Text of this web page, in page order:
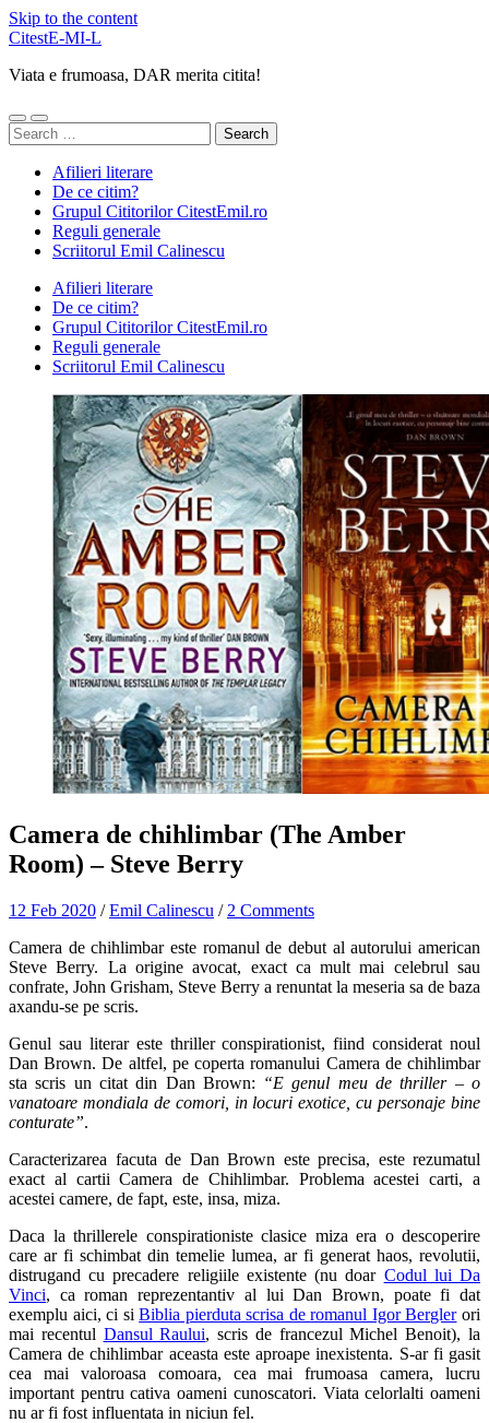
Skip to the content
CitestE-MI-L
Viata e frumoasa, DAR merita citita!
Toggle
mobile
Toggle
search
Search
for:
Afilieri literare
De ce citim?
Grupul Cititorilor CitestEmil.ro
Reguli generale
Scriitorul Emil Calinescu
Afilieri literare
De ce citim?
Grupul Cititorilor CitestEmil.ro
Reguli generale
Scriitorul Emil Calinescu
Camera de chihlimbar (The Amber
Room) – Steve Berry
12 Feb 2020 /Emil Calinescu / 2 Comments
Camera de chihlimbar este romanul de debut al autorului american
Steve Berry. La origine avocat, exact ca mult mai celebrul sau
confrate, John Grisham, Steve Berry a renuntat la meseria sa de baza
axandu-se pe scris.
Genul sau literar este thriller conspirationist, fiind considerat noul
Dan Brown. De altfel, pe coperta romanului Camera de chihlimbar
sta scris un citat din Dan Brown: “E genul meu de thriller – o
vanatoare mondiala de comori, in locuri exotice, cu personaje bine
conturate”.
Caracterizarea facuta de Dan Brown este precisa, este rezumatul
exact al cartii Camera de Chihlimbar. Problema acestei carti, a
acestei camere, de fapt, este, insa, miza.
Daca la thrillerele conspirationiste clasice miza era o descoperire
care ar fi schimbat din temelie lumea, ar fi generat haos, revolutii,
distrugand cu precadere religiile existente (nu doar Codul lui Da
Vinci, ca roman reprezentantiv al lui Dan Brown, poate fi dat
exemplu aici, ci siBiblia pierduta scrisa de romanul Igor Berglerori
mai recentul Dansul Raului, scris de francezul Michel Benoit), la
Camera de chihlimbar aceasta este aproape inexistenta. S-ar fi gasit
cea mai valoroasa comoara, cea mai frumoasa camera, lucru
important pentru cativa oameni cunoscatori. Viata celorlalti oameni
nu ar fi fost influentata in niciun fel.